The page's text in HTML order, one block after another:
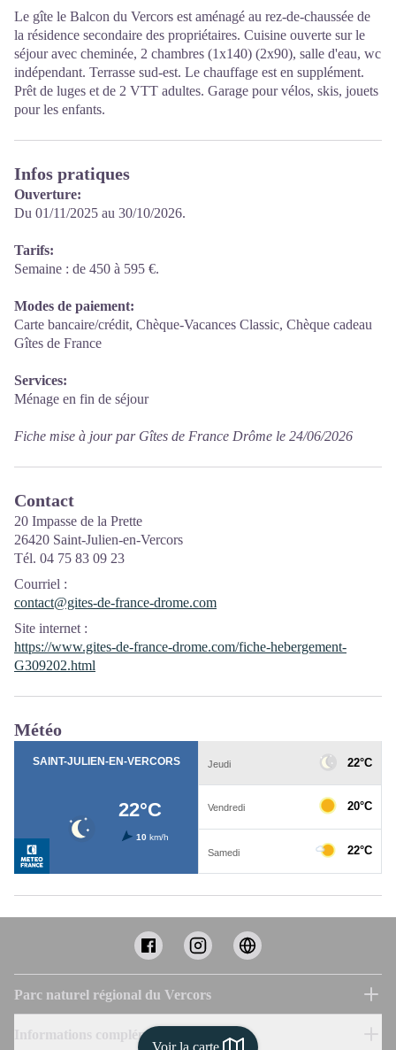
Voir la carte
Le gîte le Balcon du Vercors est aménagé au rez-de-chaussée de
la résidence secondaire des propriétaires. Cuisine ouverte sur le
séjour avec cheminée, 2 chambres (1x140) (2x90), salle d'eau, wc
indépendant. Terrasse sud-est. Le chauffage est en supplément.
Prêt de luges et de 2 VTT adultes. Garage pour vélos, skis, jouets
pour les enfants.
Infos pratiques
Ouverture:
Du 01/11/2025 au 30/10/2026.
Tarifs:
Semaine : de 450 à 595 €.
Modes de paiement:
Carte bancaire/crédit, Chèque-Vacances Classic, Chèque cadeau
Gîtes de France
Services:
Ménage en fin de séjour
Fiche mise à jour par Gîtes de France Drôme le 24/06/2026
Contact
20 Impasse de la Prette
26420 Saint-Julien-en-Vercors
Tél. 04 75 83 09 23
Courriel :
contact@gites-de-france-drome.com
Site internet :
https://www.gites-de-france-drome.com/fiche-hebergement-
G309202.html
Météo
Parc naturel régional du Vercors
Informations complémentaires